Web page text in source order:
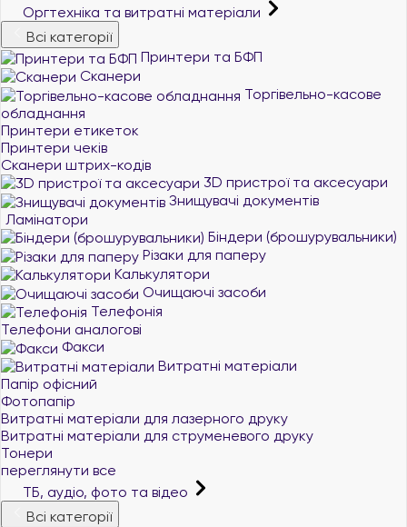
Оргтехніка та витратні матеріали
Всі категорії
Принтери та БФП
Сканери
Торгівельно-касове
обладнання
Принтери етикеток
Принтери чеків
Сканери штрих-кодів
3D пристрої та аксесуари
Знищувачі документів
Ламінатори
Біндери (брошурувальники)
Різаки для паперу
Калькулятори
Очищаючі засоби
Телефонія
Телефони аналогові
Факси
Витратні матеріали
Папір офісний
Фотопапір
Витратні матеріали для лазерного друку
Витратні матеріали для струменевого друку
Тонери
переглянути все
ТБ, аудіо, фото та відео
Всі категорії